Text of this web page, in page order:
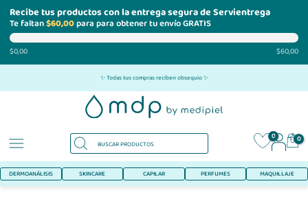
Recibe tus productos con la entrega segura de Servientrega
Te faltan$60,00para para obtener tu envío GRATIS
$0,00 $60,00
al
✨ Todas tus compras reciben obsequio ✨
0 0
DERMOANÁLISIS SKINCARE CAPILAR PERFUMES MAQUILLAJE